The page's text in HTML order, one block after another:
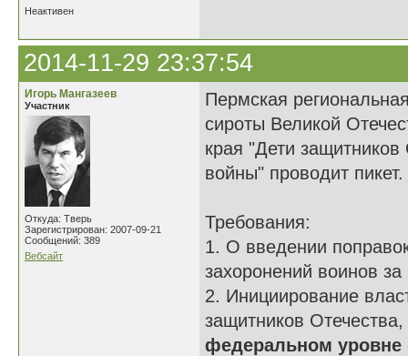
Неактивен
2014-11-29 23:37:54
Игорь Мангазеев
Участник
Откуда: Тверь
Зарегистрирован: 2007-09-21
Сообщений: 389
Вебсайт
Пермская
сироты Великой
края "Дети
войны" проводит пикет.
Требования:
1. О введении
захоронений воинов
2. Инициирование
защитников
федеральном уровне